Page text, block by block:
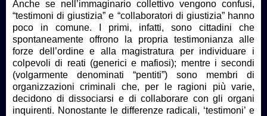
Anche se nell’immaginario collettivo vengono confusi,
“testimoni di giustizia” e “collaboratori di giustizia” hanno
poco in comune. I primi, infatti, sono cittadini che
spontaneamente offrono la propria testimonianza alle
forze dell’ordine e alla magistratura per individuare i
colpevoli di reati (generici e mafiosi); mentre i secondi
(volgarmente denominati “pentiti”) sono membri di
organizzazioni criminali che, per le ragioni più varie,
decidono di dissociarsi e di collaborare con gli organi
inquirenti. Nonostante le differenze radicali, ‘testimoni’ e